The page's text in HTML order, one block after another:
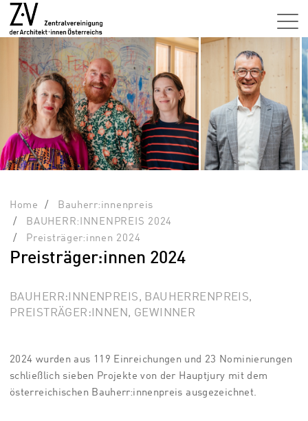
Home
Bauherr:innenpreis
BAUHERR:INNENPREIS 2024
Preisträger:innen 2024
Preisträger:innen 2024
BAUHERR:INNENPREIS, BAUHERRENPREIS,
PREISTRÄGER:INNEN, GEWINNER
2024 wurden aus 119 Einreichungen und 23 Nominierungen
schließlich sieben Projekte von der Hauptjury mit dem
österreichischen Bauherr:innenpreis ausgezeichnet.